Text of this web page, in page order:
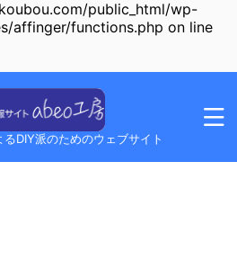
public_html/wp-
affinger/functions.php on line
るDIY派のためのウェブサイト